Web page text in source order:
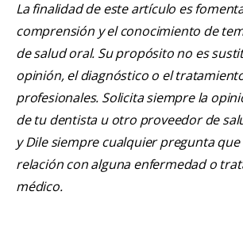
La finalidad de este artículo es
comprensión y el conocimiento de
de salud oral. Su propósito no es
opinión, el diagnóstico o el
profesionales. Solicita siempre la
de tu dentista u otro proveedor de
y Dile siempre cualquier pregunta que
relación con alguna enfermedad o
médico.